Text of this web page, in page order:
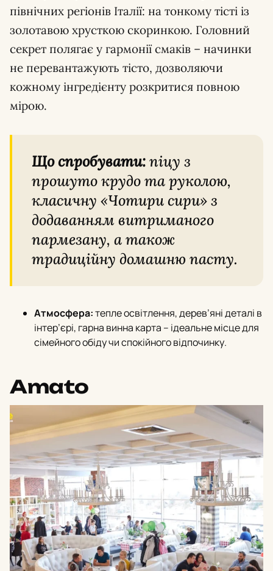
північних регіонів Італії: на тонкому тісті із
золотавою хрусткою скоринкою. Головний
секрет полягає у гармонії смаків – начинки
не перевантажують тісто, дозволяючи
кожному інгредієнту розкритися повною
мірою.
Що спробувати:піцу з
прошуто крудо та руколою,
класичну «Чотири сири» з
додаванням витриманого
пармезану, а також
традиційну домашню пасту.
Атмосфера:тепле освітлення, дерев’яні деталі в
інтер’єрi, гарна винна карта – ідеальне місце для
сімейного обіду чи спокійного відпочинку.
Amato